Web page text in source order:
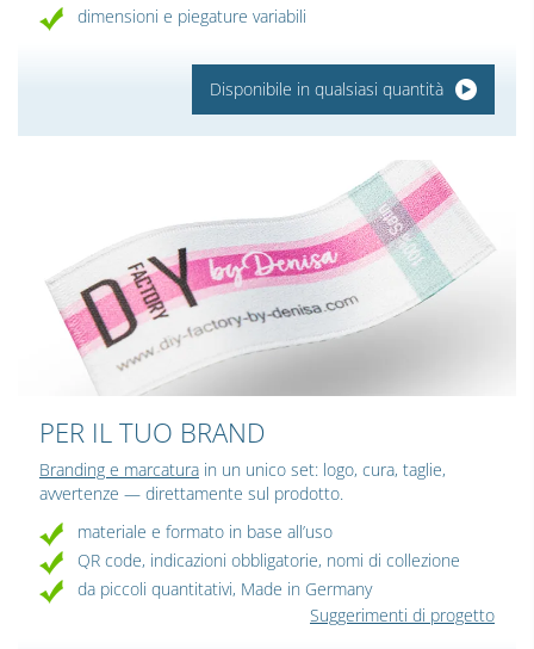
dimensioni e piegature variabili
Disponibile in qualsiasi quantità
PER IL TUO BRAND
Branding e marcatura in un unico set: logo, cura, taglie,
avvertenze — direttamente sul prodotto.
materiale e formato in base all’uso
QR code, indicazioni obbligatorie, nomi di collezione
da piccoli quantitativi, Made in Germany
Suggerimenti di progetto